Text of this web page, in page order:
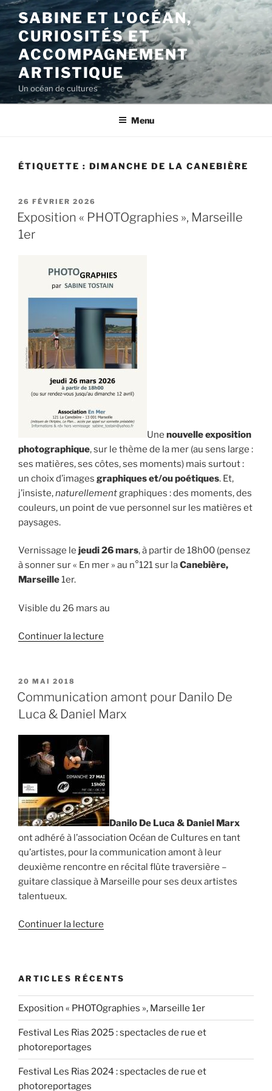
Aller
au
contenu
principal
SABINE ET L'OCÉAN,
CURIOSITÉS ET
ACCOMPAGNEMENT
ARTISTIQUE
Un océan de cultures
Menu
ÉTIQUETTE : DIMANCHE DE LA CANEBIÈRE
PUBLIÉ
LE
26 FÉVRIER 2026
Exposition « PHOTOgraphies », Marseille
1er
Une nouvelle exposition
photographique, sur le thème de la mer (au sens large :
ses matières, ses côtes, ses moments) mais surtout :
un choix d’images graphiques et/ou poétiques. Et,
j’insiste,naturellementgraphiques : des moments, des
couleurs, un point de vue personnel sur les matières et
paysages.
Vernissage le jeudi 26 mars, à partir de 18h00 (pensez
à sonner sur « En mer » au n°121 sur laCanebière,
Marseille1er.
Visible du 26 mars au
Continuer la lecture
1er »
PUBLIÉ
LE
20 MAI 2018
Communication amont pour Danilo De
Luca & Daniel Marx
Danilo De Luca & Daniel Marx
ont adhéré à l’association Océan de Cultures en tant
qu’artistes, pour la communication amont à leur
deuxième rencontre en récital flûte traversière –
guitare classique à Marseille pour ses deux artistes
talentueux.
Continuer la lecture
Danilo
De
Luca
&
Daniel
ARTICLES RÉCENTS
Exposition « PHOTOgraphies », Marseille 1er
Festival Les Rias 2025 : spectacles de rue et
photoreportages
Festival Les Rias 2024 : spectacles de rue et
photoreportages